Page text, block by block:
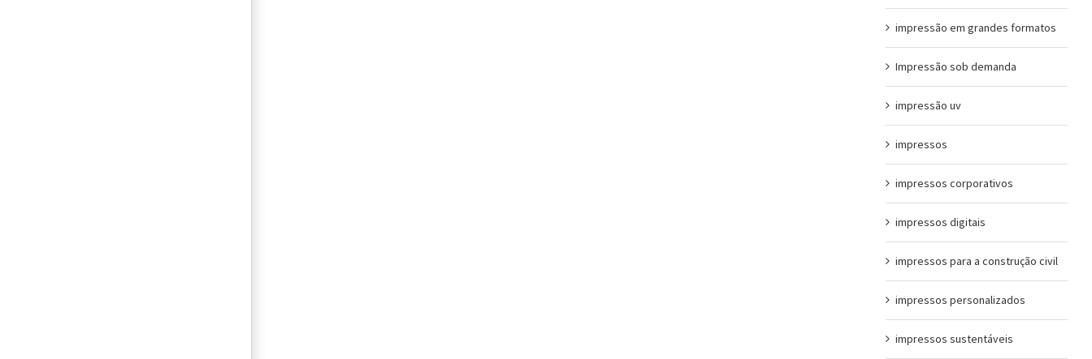
impressão em grandes formatos
Impressão sob demanda
impressão uv
impressos
impressos corporativos
impressos digitais
impressos para a construção civil
impressos personalizados
impressos sustentáveis